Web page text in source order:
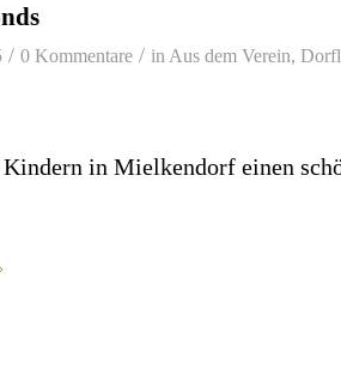
/ 0 Kommentare / inAus dem Verein,
in Mielkendorf einen